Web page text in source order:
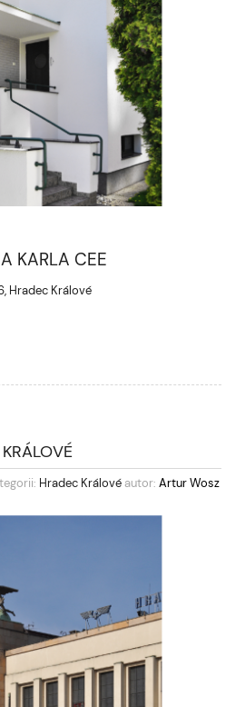
KARLA CEE
Hradec Králové
Hradec Králové autor: Artur Wosz